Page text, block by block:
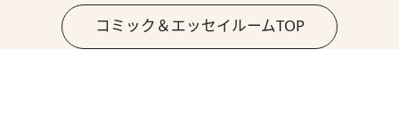
コミック＆エッセイルームTOP